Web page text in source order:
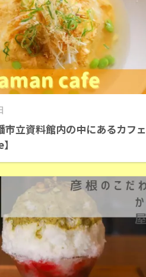
市立資料館内の中にあるカフェ